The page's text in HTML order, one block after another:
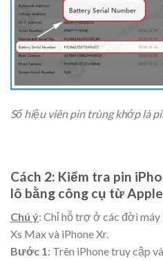
Số hiệu viên pin trùng khớp là
Cách 2: Kiểm tra pin
lô bằng công cụ từ Apple
Chú ý: Chỉ hỗ trợ ở các đời máy
Xs Max và iPhone Xr.
Bước 1: Trên iPhone truy cập